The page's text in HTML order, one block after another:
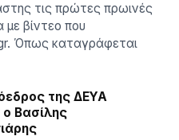
τις πρώτες πρωινές
βίντεο που
Όπως καταγράφεται
της ΔΕΥΑ
Βασίλης